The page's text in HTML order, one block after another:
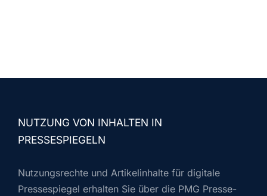
NUTZUNG VON INHALTEN IN
PRESSESPIEGELN
Nutzungsrechte und Artikelinhalte für digitale
Pressespiegel erhalten Sie über die PMG Presse-